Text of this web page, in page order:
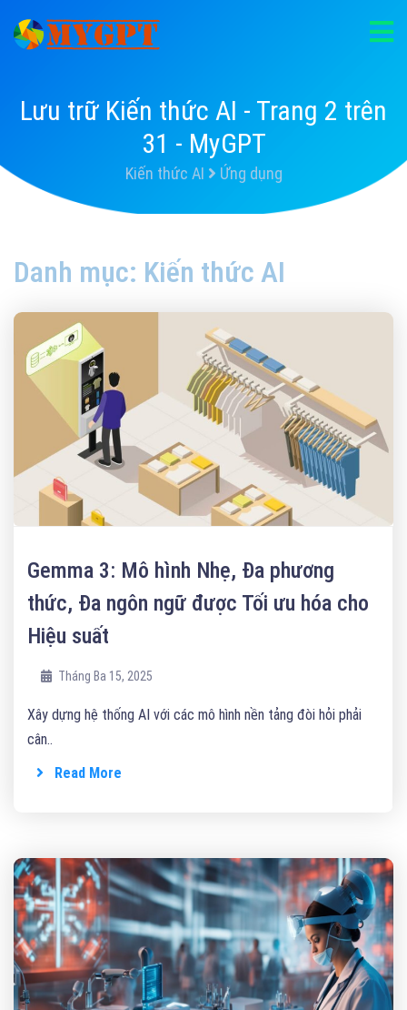
Lưu trữ Kiến thức AI - Trang 2 trên
31 - MyGPT
Kiến thức AI Ứng dụng
Danh mục: Kiến thức AI
Gemma 3: Mô hình Nhẹ, Đa phương
thức, Đa ngôn ngữ được Tối ưu hóa cho
Hiệu suất
Tháng Ba 15, 2025
Xây dựng hệ thống AI với các mô hình nền tảng đòi hỏi phải
cân..
Read More